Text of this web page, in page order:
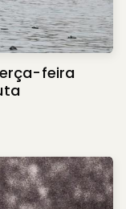
feira